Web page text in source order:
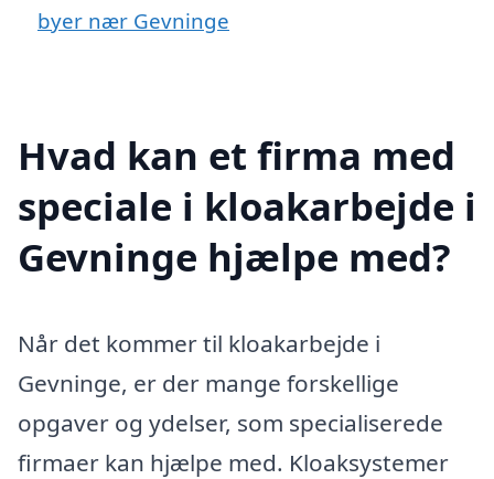
byer nær Gevninge
Hvad kan et firma med
speciale i kloakarbejde i
Gevninge hjælpe med?
Når det kommer til kloakarbejde i
Gevninge, er der mange forskellige
opgaver og ydelser, som specialiserede
firmaer kan hjælpe med. Kloaksystemer